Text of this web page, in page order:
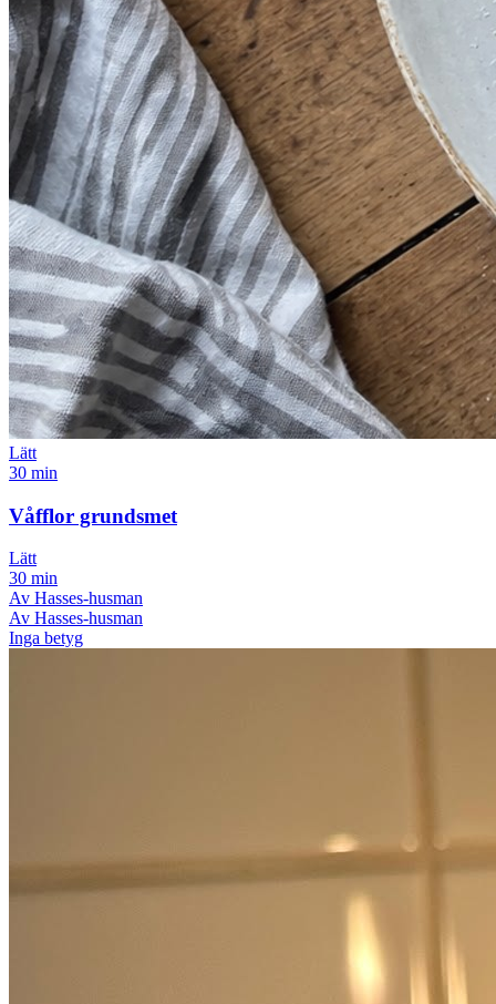
Lätt
30 min
Våfflor grundsmet
Lätt
30 min
Av Hasses-husman
Av Hasses-husman
Inga betyg